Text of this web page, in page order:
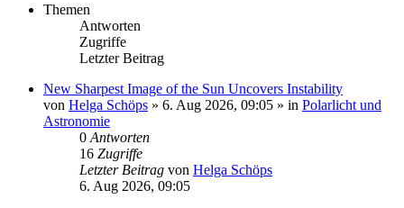
Themen
Antworten
Zugriffe
Letzter Beitrag
New Sharpest Image of the Sun Uncovers Instability
von Helga Schöps » 6. Aug 2026, 09:05 » in Polarlicht und
Astronomie
0 Antworten
16 Zugriffe
Letzter Beitrag von Helga Schöps
6. Aug 2026, 09:05